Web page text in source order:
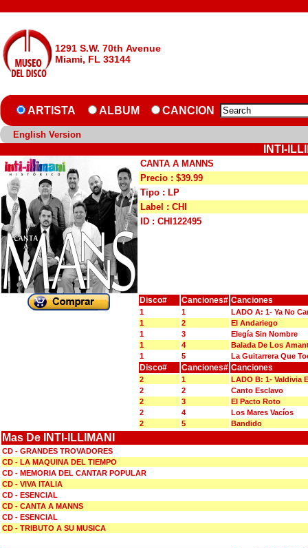
1291 S.W. 70th Avenue
Miami, FL 33144
ARTISTA ALBUM CANCION
English Version
INTI-
CANTA A MANNS
Precio : $39.99
Tipo : LP
Label : CHI
ID : CHI122495
Disco# Canciones# Canciones
1 1
LADO A: 1- Ya No
1
2
El Andariego
1
3
Elegía Sin Nombre
1
4
Balada De Los
1
5 La Guitarrera Que
Disco# Canciones# Canciones
2 1
LADO B: 1- Valdivia
2
2
Canto Esclavo
2
3
El Pacto Roto
2
4
Los Mares Vacíos
2
5 Bandido
Mas De INTI-ILLIMANI
CD - GRANDES TROVADORES
CD - LA MAQUINA DEL TIEMPO
CD - MEMORIA DEL CANTAR POPULAR
CD - VIVA ITALIA
CD - ESENCIAL
CD - CANTA A MANNS
CD - ESENCIAL
CD - TRIBUTO A SU MUSICA